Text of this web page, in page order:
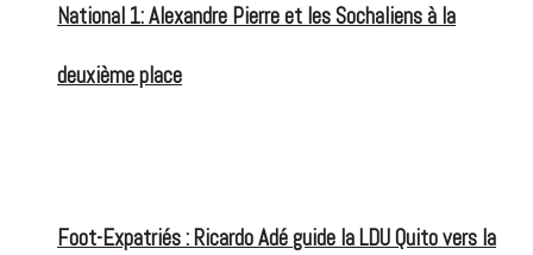
Foot-Expatriés : Ricardo Adé guide la LDU Quito vers la
National 1: Alexandre Pierre et les Sochaliens à la
deuxième place